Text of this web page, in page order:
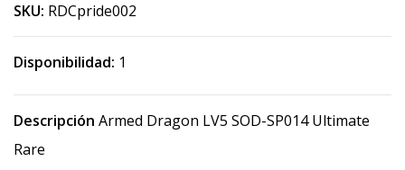
SKU: RDCpride002
Disponibilidad: 1
Descripción Armed Dragon LV5 SOD-SP014 Ultimate
Rare